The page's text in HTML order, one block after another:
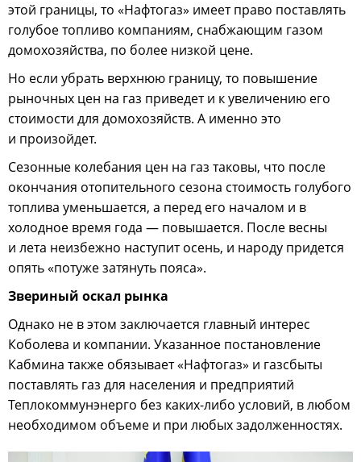
этой границы, то «Нафтогаз» имеет право поставлять
голубое топливо компаниям, снабжающим газом
домохозяйства, по более низкой цене.
Но если убрать верхнюю границу, то повышение
рыночных цен на газ приведет и к увеличению его
стоимости для домохозяйств. А именно это
и произойдет.
Сезонные колебания цен на газ таковы, что после
окончания отопительного сезона стоимость голубого
топлива уменьшается, а перед его началом и в
холодное время года — повышается. После весны
и лета неизбежно наступит осень, и народу придется
опять «потуже затянуть пояса».
Звериный оскал рынка
Однако не в этом заключается главный интерес
Коболева и компании. Указанное постановление
Кабмина также обязывает «Нафтогаз» и газсбыты
поставлять газ для населения и предприятий
Теплокоммунэнерго без каких-либо условий, в любом
необходимом объеме и при любых задолженностях.